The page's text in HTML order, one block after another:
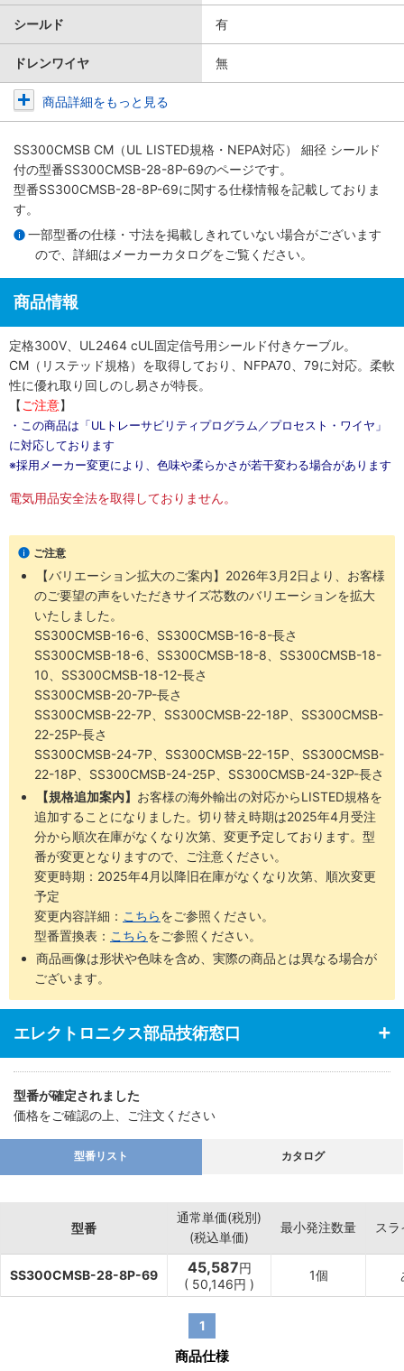
シールド 有
ドレンワイヤ 無
商品詳細をもっと見る
SS300CMSB CM（UL LISTED規格・NEPA対応） 細径 シールド
付の型番SS300CMSB-28-8P-69のページです。
型番SS300CMSB-28-8P-69に関する仕様情報を記載しておりま
す。
一部型番の仕様・寸法を掲載しきれていない場合がございます
ので、詳細は メーカーカタログをご覧ください。
商品情報
定格300V、UL2464 cUL固定信号用シールド付きケーブル。
CM（リステッド規格）を取得しており、NFPA70、79に対応。柔軟
性に優れ取り回しのし易さが特長。
【 ご注意】
・この商品は「ULトレーサビリティプログラム／プロセスト・ワイヤ」
に対応しております
※採用メーカー変更により、色味や柔らかさが若干変わる場合があります
電気用品安全法を取得しておりません。
ご注意
【バリエーション拡大のご案内】2026年3月2日より、お客様
のご要望の声をいただきサイズ芯数のバリエーションを拡大
いたしました。
SS300CMSB-16-6、SS300CMSB-16-8-長さ
SS300CMSB-18-6、SS300CMSB-18-8、SS300CMSB-18-
10、SS300CMSB-18-12-長さ
SS300CMSB-20-7P-長さ
SS300CMSB-22-7P、SS300CMSB-22-18P、SS300CMSB-
22-25P-長さ
SS300CMSB-24-7P、SS300CMSB-22-15P、SS300CMSB-
22-18P、SS300CMSB-24-25P、SS300CMSB-24-32P-長さ
【規格追加案内】 お客様の海外輸出の対応からLISTED規格を
追加することになりました。切り替え時期は2025年4月受注
分から順次在庫がなくなり次第、変更予定しております。型
番が変更となりますので、ご注意ください。
変更時期：2025年4月以降旧在庫がなくなり次第、順次変更
予定
変更内容詳細： こちらをご参照ください。
型番置換表： こちらをご参照ください。
商品画像は形状や色味を含め、実際の商品とは異なる場合が
ございます。
エレクトロニクス部品技術窓口
型番が確定されました
価格をご確認の上、ご注文ください
型番リスト カタログ
型番
通常単価(税別)
(税込単価)
最小発注数量 ス
SS300CMSB-28-8P-69 45,587円
( 50,146円 )
1個
1
商品仕様